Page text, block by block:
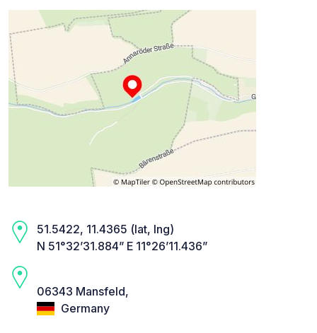
51.5422, 11.4365 (lat, lng)
N 51°32’31.884” E 11°26’11.436”
06343 Mansfeld,
Germany